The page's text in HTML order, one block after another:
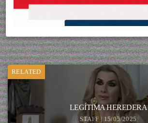
RELATED
LEGÍTIMA HEREDERA
STAFF | 15/05/2025